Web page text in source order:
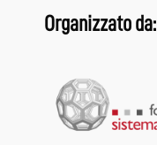
Organizzato da: